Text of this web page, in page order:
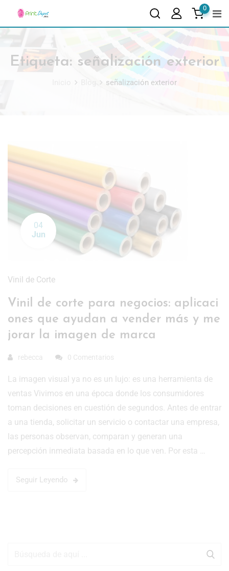
0
Etiqueta: señalización exterior
señalización exterior
04
Jun
Vinil de Corte
Vinil de corte para negocios: aplicaci
ones que ayudan a vender más y me
jorar la imagen de marca
rebecca 0 Comentarios
La imagen visual ya no es un lujo: es una herramienta de
ventas Vivimos en una época donde los consumidores
toman decisiones en cuestión de segundos. Antes de entrar
a una tienda, solicitar un servicio o contactar una empresa,
las personas observan, comparan y generan una
percepción inmediata basada en lo que ven. Por esta …
Seguir Leyendo